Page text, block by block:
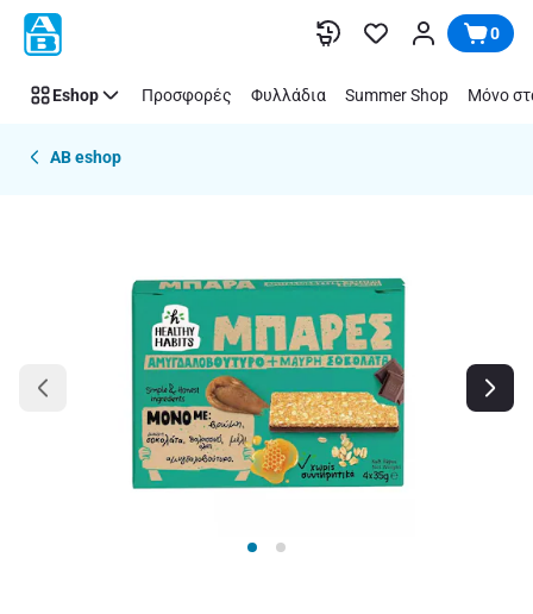
Παράλειψη 0
Eshop Προσφορές Φυλλάδια Summer Shop Μόνο
AB eshop